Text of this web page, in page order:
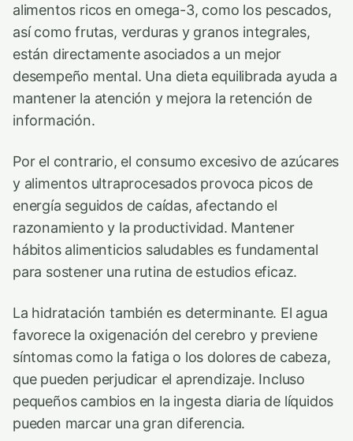
alimentos ricos en omega-3, como los pescados,
así como frutas, verduras y granos integrales,
están directamente asociados a un mejor
desempeño mental. Una dieta equilibrada ayuda a
mantener la atención y mejora la retención de
información.
Por el contrario, el consumo excesivo de azúcares
y alimentos ultraprocesados provoca picos de
energía seguidos de caídas, afectando el
razonamiento y la productividad. Mantener
hábitos alimenticios saludables es fundamental
para sostener una rutina de estudios eficaz.
La hidratación también es determinante. El agua
favorece la oxigenación del cerebro y previene
síntomas como la fatiga o los dolores de cabeza,
que pueden perjudicar el aprendizaje. Incluso
pequeños cambios en la ingesta diaria de líquidos
pueden marcar una gran diferencia.